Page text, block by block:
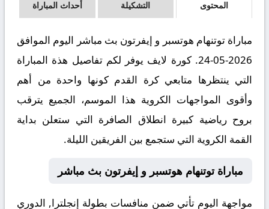
المحتوى التشكيلة أحداث المباراة
مباراة توتنهام هوتسبر و إيفرتون بث مباشر اليوم الموافق
2026-05-24. كورة لايف يوفر لكم تفاصيل هذة المباراة
التي ينتظرها متابعي كرة القدم كونها واحدة من أهم
وأقوى المواجهات الكروية هذا الموسم، الجميع يترقب
بروح رياضية كبيرة انطلاق الصافرة التي ستعلن بداية
القمة الكروية التي ستجمع بين الفريقين الليلة.
مباراة توتنهام هوتسبر و إيفرتون بث مباشر
مواجهة اليوم تأتي ضمن منافسات بطولة إنجلترا, الدوري